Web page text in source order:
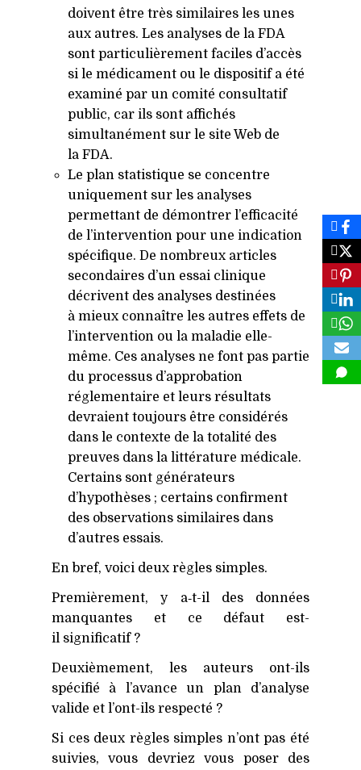
doivent être très similaires les unes
aux autres. Les analyses de la FDA
sont particulièrement faciles d’accès
si le médicament ou le dispositif a été
examiné par un comité consultatif
public, car ils sont affichés
simultanément sur le site Web de
la FDA.
Le plan statistique se concentre
uniquement sur les analyses
permettant de démontrer l’efficacité
de l’intervention pour une indication
spécifique. De nombreux articles
secondaires d’un essai clinique
décrivent des analyses destinées
à mieux connaître les autres effets de
l’intervention ou la maladie elle-
même. Ces analyses ne font pas partie
du processus d’approbation
réglementaire et leurs résultats
devraient toujours être considérés
dans le contexte de la totalité des
preuves dans la littérature médicale.
Certains sont générateurs
d’hypothèses ; certains confirment
des observations similaires dans
d’autres essais.
En bref, voici deux règles simples.
Premièrement, y a‑t-il des données
manquantes et ce défaut est-
il significatif ?
Deuxièmement, les auteurs ont-ils
spécifié à l’avance un plan d’analyse
valide et l’ont-ils respecté ?
Si ces deux règles simples n’ont pas été
suivies, vous devriez vous poser des